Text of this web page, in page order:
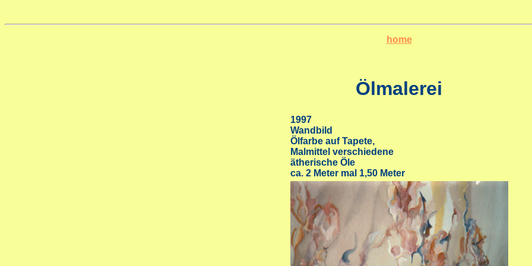
home
Ölmalerei
1997
Wandbild
Ölfarbe auf Tapete,
Malmittel verschiedene
ätherische Öle
ca. 2 Meter mal 1,50 Meter